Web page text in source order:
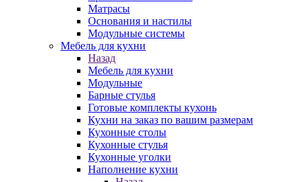
Матрасы
Основания и настилы
Модульные системы
Мебель для кухни
Назад
Мебель для кухни
Модульные
Барные стулья
Готовые комплекты кухонь
Кухни на заказ по вашим размерам
Кухонные столы
Кухонные стулья
Кухонные уголки
Наполнение кухни